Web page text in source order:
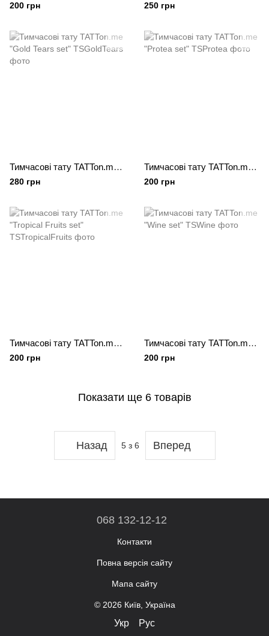
200 грн 250 грн
Тимчасові тату TATTon.me "Gold Tears set"
280 грн
Тимчасові тату TATTon.me "Protea set"
200 грн
Тимчасові тату TATTon.me "Tropical Fruits set"
200 грн
Тимчасові тату TATTon.me "Wine set"
200 грн
Показати ще 6 товарів
Назад 5з 6 Вперед
068 132-12-12
Контакти
Повна версія сайту
Мапа сайту
© 2026 Київ, Україна
Укр Рус